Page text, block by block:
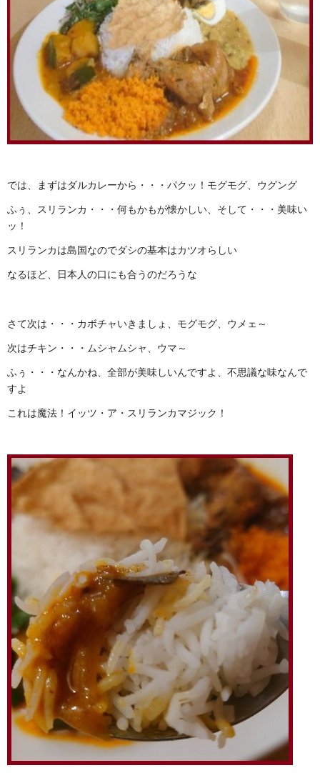
では、まずはダルカレーから・・・パクッ！モグモグ、ウグング
ふぅ、スリランカ・・・何もかもが懐かしい、そして・・・美味い
ッ！
スリランカは島国なのでダシの基本はカツオらしい
なるほど、日本人の口にも合うのだろうな
さて次は・・・カボチャいきましょ、モグモグ、ウメェ～
次はチキン・・・ムシャムシャ、ウマ～
ふぅ・・・なんかね、全部が美味しいんですよ、不思議な味なんで
すよ
これは魔法！イッツ・ア・スリランカマジック！